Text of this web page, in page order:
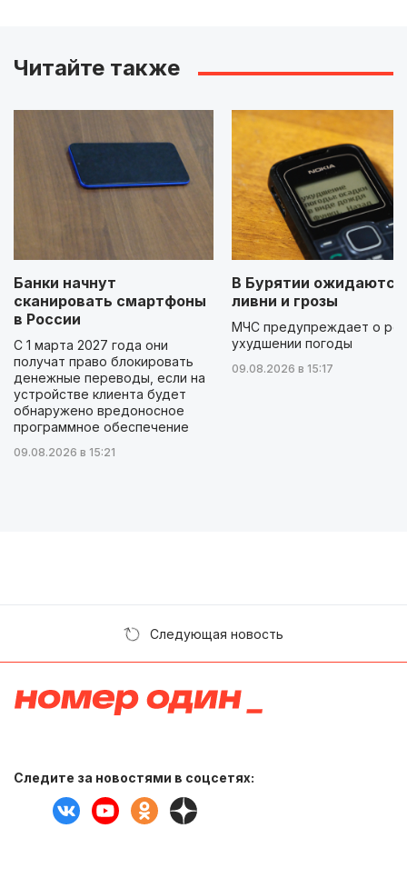
Читайте также
Банки начнут
сканировать смартфоны
в России
С 1 марта 2027 года они
получат право блокировать
денежные переводы, если на
устройстве клиента будет
обнаружено вредоносное
программное обеспечение
09.08.2026 в 15:21
В Бурятии ожидаются
ливни и грозы
МЧС предупреждает о
ухудшении погоды
09.08.2026 в 15:17
Следующая новость
Следите за новостями в соцсетях: